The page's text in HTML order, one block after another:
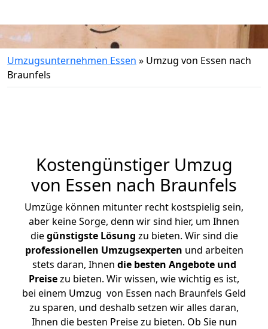
Umzugsunternehmen Essen » Umzug von Essen nach
Braunfels
Kostengünstiger Umzug
von Essen nach Braunfels
Umzüge können mitunter recht kostspielig sein,
aber keine Sorge, denn wir sind hier, um Ihnen
diegünstigste Lösung zu bieten. Wir sind die
professionellen Umzugsexperten und arbeiten
stets daran, Ihnen die besten Angebote und
Preisezu bieten. Wir wissen, wie wichtig es ist,
bei einem Umzug von Essen nach Braunfels Geld
zu sparen, und deshalb setzen wir alles daran,
Ihnen die besten Preise zu bieten. Ob Sie nun